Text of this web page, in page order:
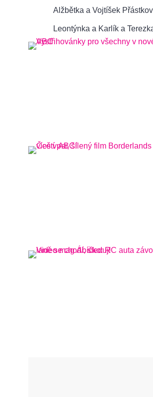
Alžbětka a Vojtíšek
Leontýnka a Karlík a